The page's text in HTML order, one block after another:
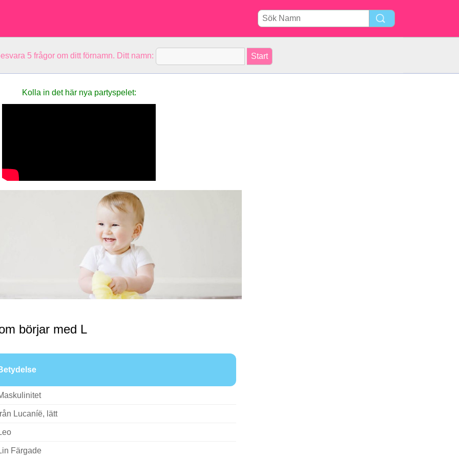
5 frågor om ditt förnamn. Ditt namn:
Kolla in det här nya party­spelet:
börjar med L
Lucaníë, lätt
Färgade